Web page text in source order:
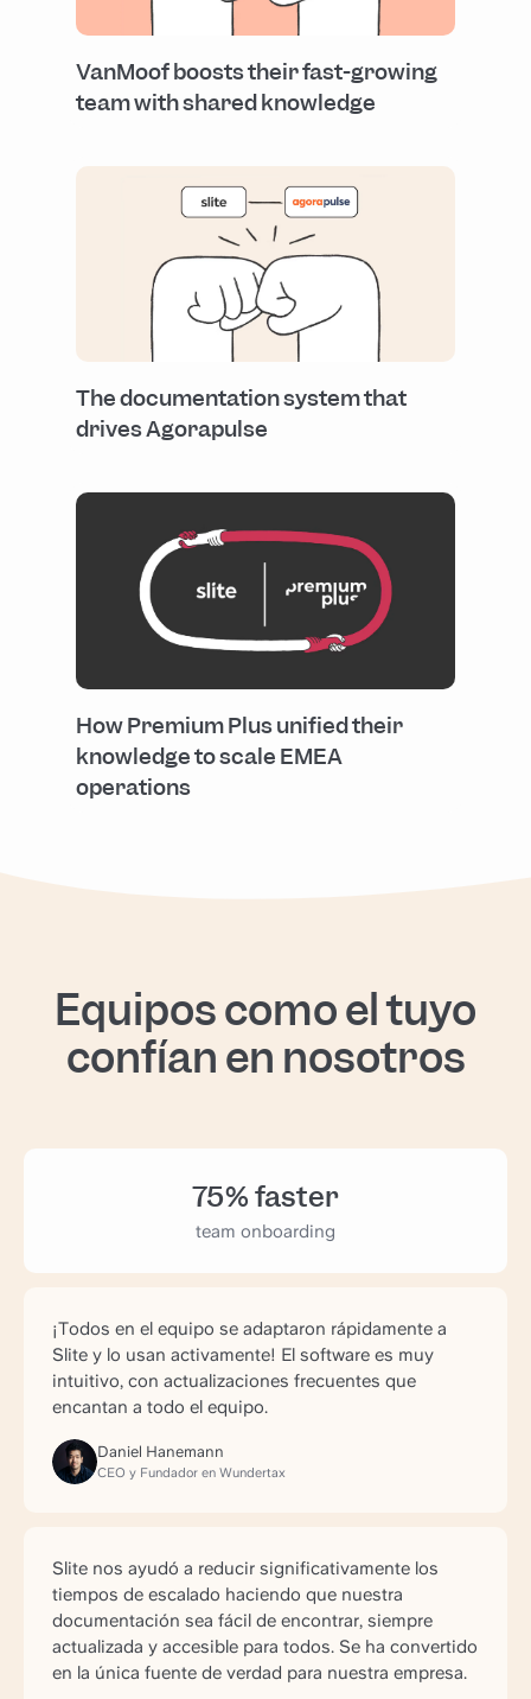
VanMoof boosts their fast-growing
team with shared knowledge
The documentation system that
drives Agorapulse
How Premium Plus unified their
knowledge to scale EMEA
operations
Equipos como el tuyo
confían en nosotros
75% faster
team onboarding
¡Todos en el equipo se adaptaron rápidamente a
Slite y lo usan activamente! El software es muy
intuitivo, con actualizaciones frecuentes que
encantan a todo el equipo.
Daniel Hanemann
CEO y Fundador en Wundertax
Slite nos ayudó a reducir significativamente los
tiempos de escalado haciendo que nuestra
documentación sea fácil de encontrar, siempre
actualizada y accesible para todos. Se ha convertido
en la única fuente de verdad para nuestra empresa.